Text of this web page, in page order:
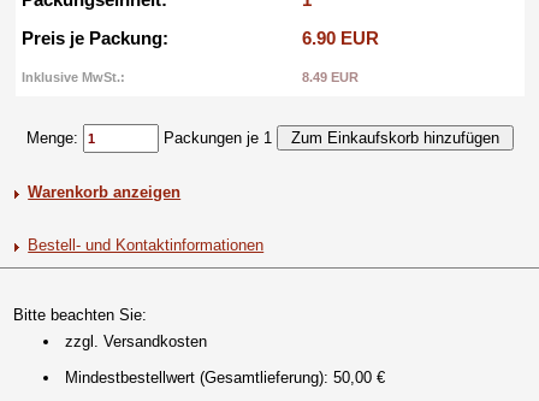
Preis je Packung:
6.90 EUR
Inklusive MwSt.: 8.49 EUR
Menge: Packungen je 1
Warenkorb anzeigen
Bestell- und Kontaktinformationen
Bitte beachten Sie:
zzgl. Versandkosten
Mindestbestellwert (Gesamtlieferung): 50,00 €